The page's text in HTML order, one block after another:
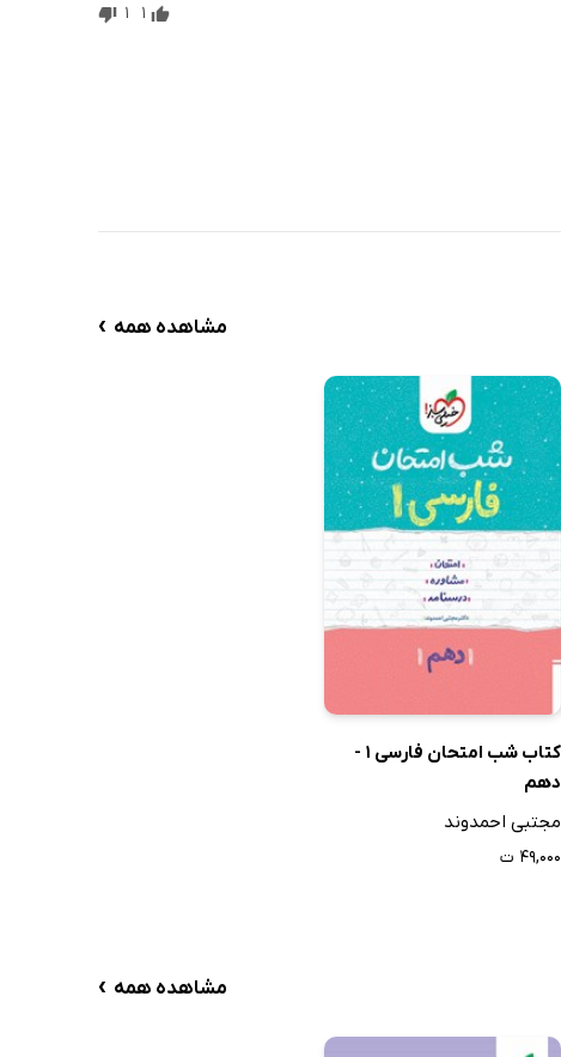
1
1
مشاهده همه ›
کتاب شب امتحان فارسی 1 -
دهم
مجتبی احمدوند
۴۹,۰۰۰ ت
مشاهده همه ›